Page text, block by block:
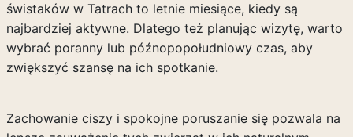
świstaków w Tatrach to letnie miesiące, kiedy są
najbardziej aktywne. Dlatego też planując wizytę, warto
wybrać poranny lub późnopopołudniowy czas, aby
zwiększyć szansę na ich spotkanie.
Zachowanie ciszy i spokojne poruszanie się pozwala na